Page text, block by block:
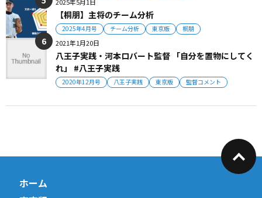
【桐朋】主将のチーム分析
2025年4月号 チーム分析 東京版 桐朋
2021年1月20日
八王子実践・河本ロバート監督 「自分を置物にしてく
れ」 #八王子実践
2020年12月号 八王子実践 東京版 監督コメント
ホーム